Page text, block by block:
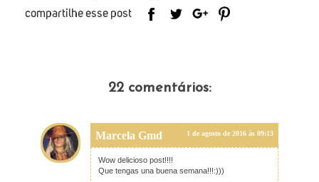
22 comentários:
Marcela Gmd 1 de agosto de 2016 às 09:13
Wow delicioso post!!!!
Que tengas una buena semana!!!:)))